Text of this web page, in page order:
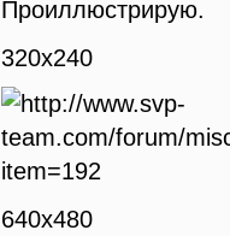
Проиллюстрирую.
320x240
640x480